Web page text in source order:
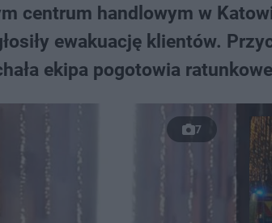
centrum handlowym w
ewakuację klientów.
ekipa pogotowia
7